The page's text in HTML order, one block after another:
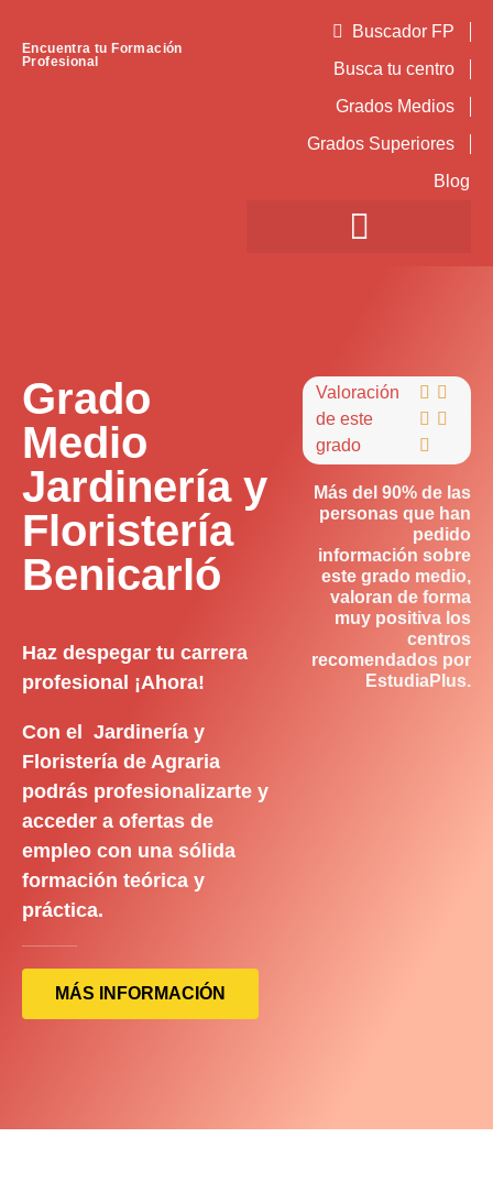
Encuentra tu Formación
Profesional
Buscador FP
Busca tu centro
Grados Medios
Grados Superiores
Blog
Grado
Medio
Jardinería y
Floristería
Benicarló
Haz despegar tu carrera
profesional ¡Ahora!
Con el Jardinería y
Floristería de Agraria
podrás profesionalizarte y
acceder a ofertas de
empleo con una sólida
formación teórica y
práctica.
MÁS INFORMACIÓN
Valoración
de este
grado
 
 

Más del 90% de las
personas que han
pedido
información sobre
este grado medio,
valoran de forma
muy positiva los
centros
recomendados por
EstudiaPlus.